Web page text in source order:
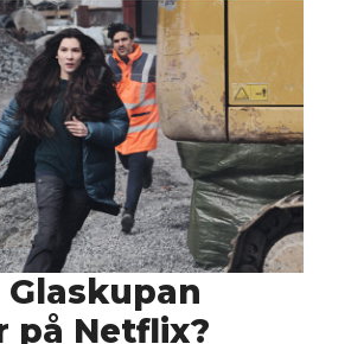
Glaskupan
på Netflix?